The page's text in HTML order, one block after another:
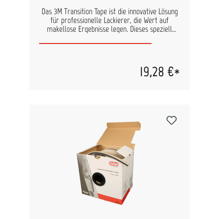
Das 3M Transition Tape ist die innovative Lösung
für professionelle Lackierer, die Wert auf
makellose Ergebnisse legen. Dieses speziell
Lackkanten und sorgt für nahezu unsichtbare
und Sicken. Dank des erhöhten Mittelgrats mit
Klebstoff dringt der Lack unter die Bandkanten
unsichtbare Lackkanten: Perfekte Übergänge
zwischen alten und neuen Lackschichten.
Zeitsparend: Weniger Nacharbeiten im Vergleich
zu herkömmlichen Abdeckmethoden. Einfache
Anwendung: Ergänzt Standard-Abdeckprodukte
für optimalen Schutz angrenzender Bereiche.
Universell einsetzbar: Ideal für Schutzlacke
gegen Steinschlag und anspruchsvolle
Lackierungen. Innovatives Design: Nur der
erhöhte Mittelgrat ist klebend – für präzise
Ergebnisse und einfache Handhabung. Mit einer
19,28 €*